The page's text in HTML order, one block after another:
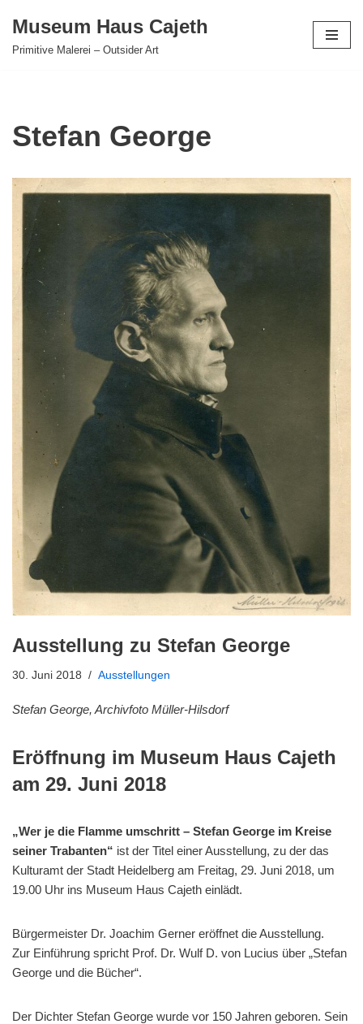
Zum
Museum Haus Cajeth
Primitive Malerei – Outsider Art
Stefan George
Ausstellung zu Stefan George
30. Juni 2018 Ausstellungen
Stefan George, Archivfoto Müller-Hilsdorf
Eröffnung im Museum Haus Cajeth
am 29. Juni 2018
„Wer je die Flamme umschritt – Stefan George im Kreise
seiner Trabanten“ ist der Titel einer Ausstellung, zu der das
Kulturamt der Stadt Heidelberg am Freitag, 29. Juni 2018, um
19.00 Uhr ins Museum Haus Cajeth einlädt.
Bürgermeister Dr. Joachim Gerner eröffnet die Ausstellung.
Zur Einführung spricht Prof. Dr. Wulf D. von Lucius über „Stefan
George und die Bücher“.
Der Dichter Stefan George wurde vor 150 Jahren geboren. Sein